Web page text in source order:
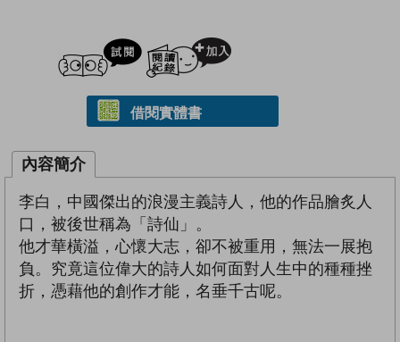
試閲
借閱實體書
內容簡介
李白，中國傑出的浪漫主義詩人，他的作品膾炙人
口，被後世稱為「詩仙」。
他才華橫溢，心懷大志，卻不被重用，無法一展抱
負。究竟這位偉大的詩人如何面對人生中的種種挫
折，憑藉他的創作才能，名垂千古呢。